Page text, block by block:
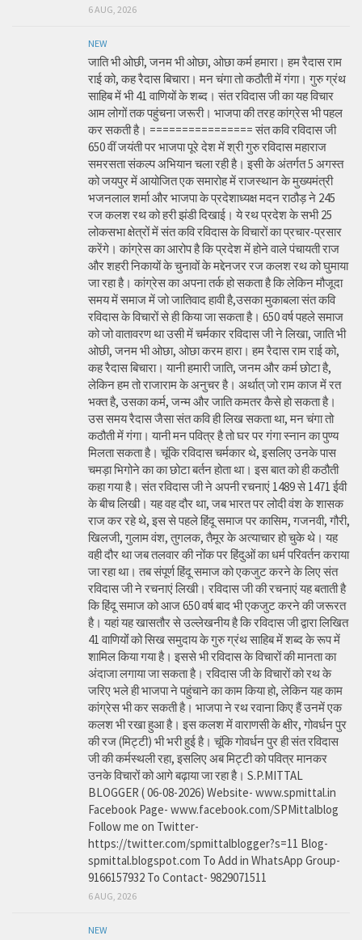
6 AUG, 2026
NEW
जाति भी ओछी, जनम भी ओछा, ओछा कर्म हमारा। हम रैदास राम
राई को, कह रैदास बिचारा। मन चंगा तो कठौती में गंगा। गुरु ग्रंथ
साहिब में भी 41 वाणियों के शब्द। संत रविदास जी का यह विचार
आम लोगों तक पहुंचना जरूरी। भाजपा की तरह कांग्रेस भी पहल
कर सकती है। ================ संत कवि रविदास जी
650 वीं जयंती पर भाजपा पूरे देश में श्री गुरु रविदास महाराज
समरसता संकल्प अभियान चला रही है। इसी के अंतर्गत 5 अगस्त
को जयपुर में आयोजित एक समारोह में राजस्थान के मुख्यमंत्री
भजनलाल शर्मा और भाजपा के प्रदेशाध्यक्ष मदन राठौड़ ने 245
रज कलश रथ को हरी झंडी दिखाई। ये रथ प्रदेश के सभी 25
लोकसभा क्षेत्रों में संत कवि रविदास के विचारों का प्रचार-प्रसार
करेंगे। कांग्रेस का आरोप है कि प्रदेश में होने वाले पंचायती राज
और शहरी निकायों के चुनावों के मद्देनजर रज कलश रथ को घुमाया
जा रहा है। कांग्रेस का अपना तर्क हो सकता है कि लेकिन मौजूदा
समय में समाज में जो जातिवाद हावी है,उसका मुकाबला संत कवि
रविदास के विचारों से ही किया जा सकता है। 650 वर्ष पहले समाज
को जो वातावरण था उसी में चर्मकार रविदास जी ने लिखा, जाति भी
ओछी, जनम भी ओछा, ओछा करम हारा। हम रैदास राम राई को,
कह रैदास बिचारा। यानी हमारी जाति, जनम और कर्म छोटा है,
लेकिन हम तो राजाराम के अनुचर है। अर्थात् जो राम काज में रत
भक्त है, उसका कर्म, जन्म और जाति कमतर कैसे हो सकता है।
उस समय रैदास जैसा संत कवि ही लिख सकता था, मन चंगा तो
कठौती में गंगा। यानी मन पवित्र है तो घर पर गंगा स्नान का पुण्य
मिलता सकता है। चूंकि रविदास चर्मकार थे, इसलिए उनके पास
चमड़ा भिगोने का का छोटा बर्तन होता था। इस बात को ही कठौती
कहा गया है। संत रविदास जी ने अपनी रचनाएं 1489 से 1471 ईवी
के बीच लिखी। यह वह दौर था, जब भारत पर लोदी वंश के शासक
राज कर रहे थे, इस से पहले हिंदू समाज पर कासिम, गजनवी, गौरी,
खिलजी, गुलाम वंश, तुगलक, तैमूर के अत्याचार हो चुके थे। यह
वही दौर था जब तलवार की नोंक पर हिंदुओं का धर्म परिवर्तन कराया
जा रहा था। तब संपूर्ण हिंदू समाज को एकजुट करने के लिए संत
रविदास जी ने रचनाएं लिखी। रविदास जी की रचनाएं यह बताती है
कि हिंदू समाज को आज 650 वर्ष बाद भी एकजुट करने की जरूरत
है। यहां यह खासतौर से उल्लेखनीय है कि रविदास जी द्वारा लिखित
41 वाणियोंं को सिख समुदाय के गुरु ग्रंथ साहिब में शब्द के रूप में
शामिल किया गया है। इससे भी रविदास के विचारों की मानता का
अंदाजा लगाया जा सकता है। रविदास जी के विचारों को रथ के
जरिए भले ही भाजपा ने पहुंचाने का काम किया हो, लेकिन यह काम
कांग्रेस भी कर सकती है। भाजपा ने रथ रवाना किए हैं उनमें एक
कलश भी रखा हुआ है। इस कलश में वाराणसी के क्षीर, गोवर्धन पुर
की रज (मिट्टी) भी भरी हुई है। चूंकि गोवर्धन पुर ही संत रविदास
जी की कर्मस्थली रहा, इसलिए अब मिट्टी को पवित्र मानकर
उनके विचारों को आगे बढ़ाया जा रहा है। S.P.MITTAL
BLOGGER ( 06-08-2026) Website- www.spmittal.in
Facebook Page- www.facebook.com/SPMittalblog
Follow me on Twitter-
https://twitter.com/spmittalblogger?s=11 Blog-
spmittal.blogspot.com To Add in WhatsApp Group-
9166157932 To Contact- 9829071511
6 AUG, 2026
NEW